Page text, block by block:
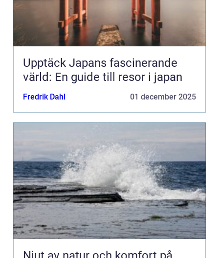
Upptäck Japans fascinerande
värld: En guide till resor i japan
Fredrik Dahl 01 december 2025